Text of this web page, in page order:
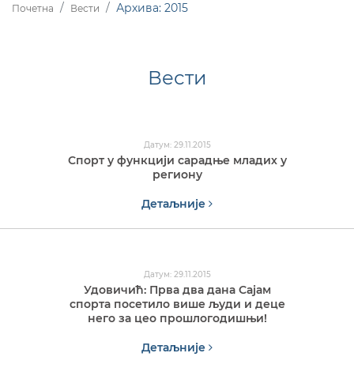
Почетна Вести Архива: 2015
Вести
Датум: 29.11.2015
Спорт у функцији сарадње младих у
региону
Детаљније
Датум: 29.11.2015
Удовичић: Прва два дана Сајам
спорта посетило више људи и деце
него за цео прошлогодишњи!
Детаљније